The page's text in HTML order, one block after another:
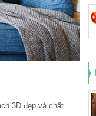
3D đẹp và chất